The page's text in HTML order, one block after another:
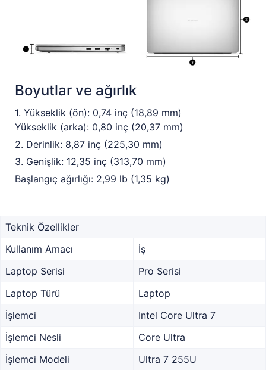
Boyutlar ve ağırlık
1. Yükseklik (ön): 0,74 inç (18,89 mm)
Yükseklik (arka): 0,80 inç (20,37 mm)
2. Derinlik: 8,87 inç (225,30 mm)
3. Genişlik: 12,35 inç (313,70 mm)
Başlangıç ağırlığı: 2,99 lb (1,35 kg)
Teknik Özellikler
Kullanım Amacı
İş
Laptop Serisi
Pro Serisi
Laptop Türü
Laptop
İşlemci
Intel Core Ultra 7
İşlemci Nesli
Core Ultra
İşlemci Modeli
Ultra 7 255U